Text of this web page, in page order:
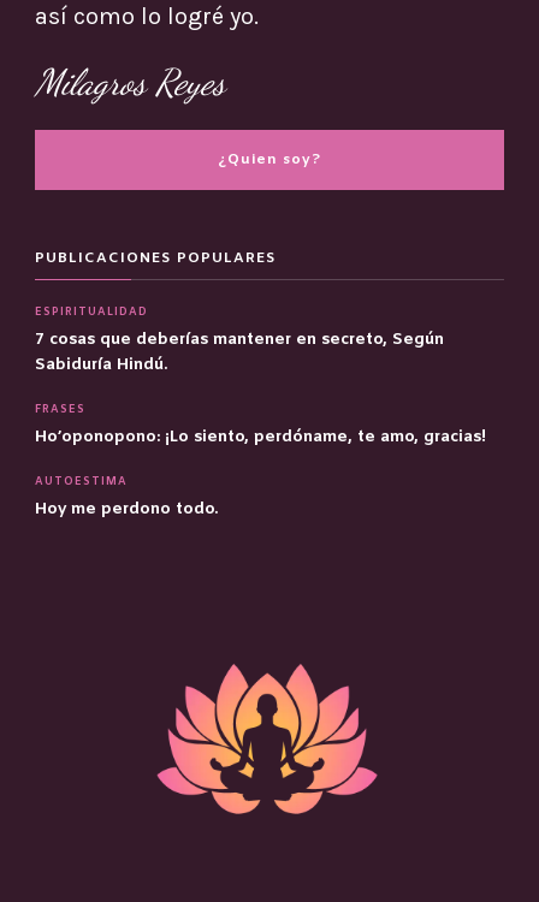
así como lo logré yo.
Milagros Reyes
¿Quien soy?
PUBLICACIONES POPULARES
ESPIRITUALIDAD
7 cosas que deberías mantener en secreto, Según
Sabiduría Hindú.
FRASES
Ho’oponopono: ¡Lo siento, perdóname, te amo, gracias!
AUTOESTIMA
Hoy me perdono todo.